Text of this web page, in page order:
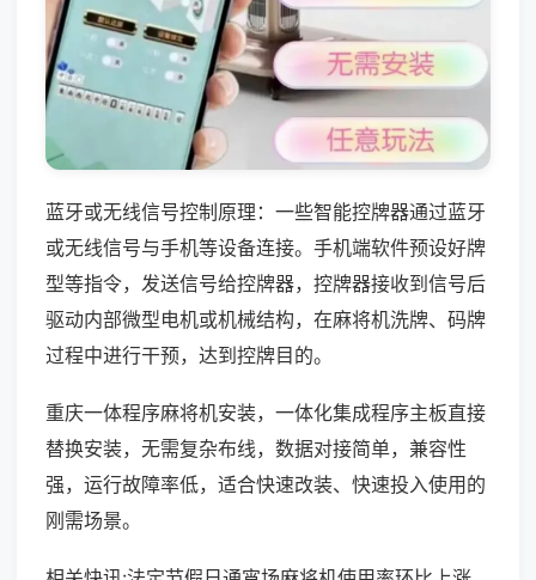
蓝牙或无线信号控制原理：一些智能控牌器通过蓝牙
或无线信号与手机等设备连接。手机端软件预设好牌
型等指令，发送信号给控牌器，控牌器接收到信号后
驱动内部微型电机或机械结构，在麻将机洗牌、码牌
过程中进行干预，达到控牌目的。
重庆一体程序麻将机安装，一体化集成程序主板直接
替换安装，无需复杂布线，数据对接简单，兼容性
强，运行故障率低，适合快速改装、快速投入使用的
刚需场景。